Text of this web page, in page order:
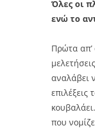
Όλες οι
ενώ το
Πρώτα απ’
αναλάβει
που